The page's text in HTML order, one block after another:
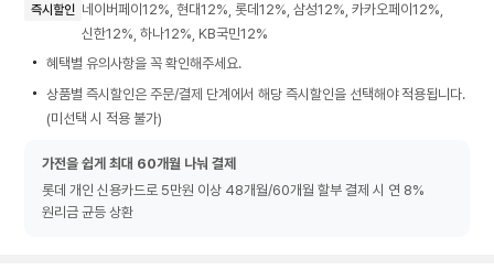
즉시할인 네이버페이12%, 현대12%, 롯데12%, 삼성12%, 카카오페이12%,
신한12%, 하나12%, KB국민12%
혜택별 유의사항을 꼭 확인해주세요.
상품별 즉시할인은 주문/결제 단계에서 해당 즉시할인을 선택해야 적용됩니다.
(미선택 시 적용 불가)
가전을 쉽게 최대 60개월 나눠 결제
롯데 개인 신용카드로 5만원 이상 48개월/60개월 할부 결제 시 연 8%
원리금 균등 상환